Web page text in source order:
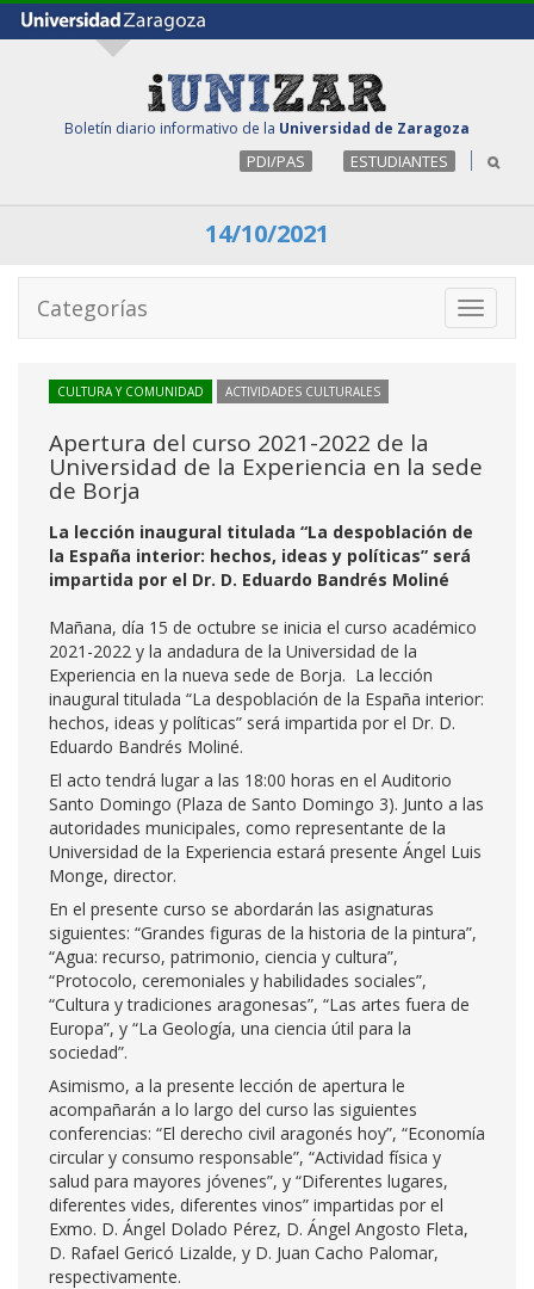
Boletín diario informativo de la Universidad de Zaragoza
PDI/PAS ESTUDIANTES
14/10/2021
Toggle
Categorías
CULTURA Y COMUNIDAD ACTIVIDADES CULTURALES
Apertura del curso 2021-2022 de la
Universidad de la Experiencia en la sede
de Borja
La lección inaugural titulada “La despoblación de
la España interior: hechos, ideas y políticas” será
impartida por el Dr. D. Eduardo Bandrés Moliné
Mañana, día 15 de octubre se inicia el curso académico
2021-2022 y la andadura de la Universidad de la
Experiencia en la nueva sede de Borja. La lección
inaugural titulada “La despoblación de la España interior:
hechos, ideas y políticas” será impartida por el Dr. D.
Eduardo Bandrés Moliné.
El acto tendrá lugar a las 18:00 horas en el Auditorio
Santo Domingo (Plaza de Santo Domingo 3). Junto a las
autoridades municipales, como representante de la
Universidad de la Experiencia estará presente Ángel Luis
Monge, director.
En el presente curso se abordarán las asignaturas
siguientes: “Grandes figuras de la historia de la pintura”,
“Agua: recurso, patrimonio, ciencia y cultura”,
“Protocolo, ceremoniales y habilidades sociales”,
“Cultura y tradiciones aragonesas”, “Las artes fuera de
Europa”, y “La Geología, una ciencia útil para la
sociedad”.
Asimismo, a la presente lección de apertura le
acompañarán a lo largo del curso las siguientes
conferencias: “El derecho civil aragonés hoy”, “Economía
circular y consumo responsable”, “Actividad física y
salud para mayores jóvenes”, y “Diferentes lugares,
diferentes vides, diferentes vinos” impartidas por el
Exmo. D. Ángel Dolado Pérez, D. Ángel Angosto Fleta,
D. Rafael Gericó Lizalde, y D. Juan Cacho Palomar,
respectivamente.